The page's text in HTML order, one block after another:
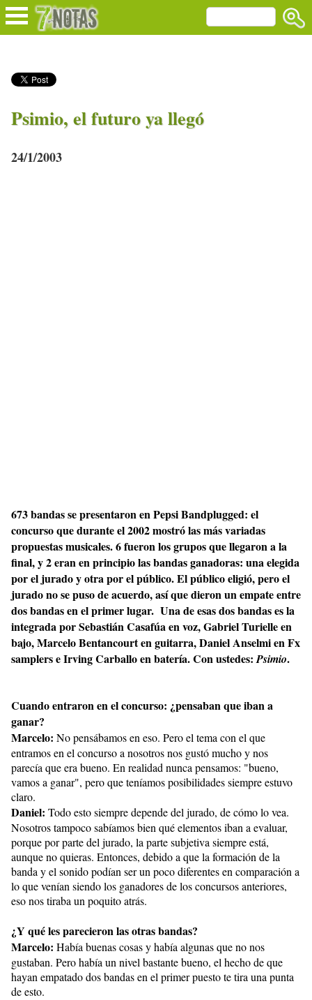
Psimio, el futuro ya llegó
24/1/2003
673 bandas se presentaron en Pepsi Bandplugged: el
concurso que durante el 2002 mostró las más variadas
propuestas musicales. 6 fueron los grupos que llegaron a la
final, y 2 eran en principio las bandas ganadoras: una elegida
por el jurado y otra por el público. El público eligió, pero el
jurado no se puso de acuerdo, así que dieron un empate entre
dos bandas en el primer lugar. Una de esas dos bandas es la
integrada por Sebastián Casafúa en voz, Gabriel Turielle en
bajo, Marcelo Bentancourt en guitarra, Daniel Anselmi en Fx
samplers e Irving Carballo en batería. Con ustedes:Psimio.
Cuando entraron en el concurso: ¿pensaban que iban a
ganar?
Marcelo: No pensábamos en eso. Pero el tema con el que
entramos en el concurso a nosotros nos gustó mucho y nos
parecía que era bueno. En realidad nunca pensamos: "bueno,
vamos a ganar", pero que teníamos posibilidades siempre estuvo
claro.
Daniel: Todo esto siempre depende del jurado, de cómo lo vea.
Nosotros tampoco sabíamos bien qué elementos iban a evaluar,
porque por parte del jurado, la parte subjetiva siempre está,
aunque no quieras. Entonces, debido a que la formación de la
banda y el sonido podían ser un poco diferentes en comparación a
lo que venían siendo los ganadores de los concursos anteriores,
eso nos tiraba un poquito atrás.
¿Y qué les parecieron las otras bandas?
Marcelo: Había buenas cosas y había algunas que no nos
gustaban. Pero había un nivel bastante bueno, el hecho de que
hayan empatado dos bandas en el primer puesto te tira una punta
de esto.